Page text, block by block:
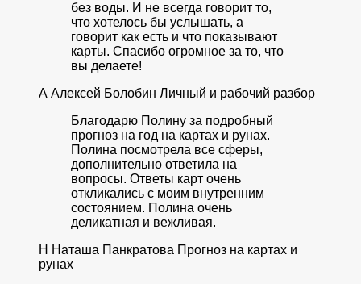
без воды. И не всегда говорит то,
что хотелось бы услышать, а
говорит как есть и что показывают
карты. Спасибо огромное за то, что
вы делаете!
А Алексей Болобин Личный и рабочий разбор
Благодарю Полину за подробный
прогноз на год на картах и рунах.
Полина посмотрела все сферы,
дополнительно ответила на
вопросы. Ответы карт очень
откликались с моим внутренним
состоянием. Полина очень
деликатная и вежливая.
Н Наташа Панкратова Прогноз на картах и
рунах